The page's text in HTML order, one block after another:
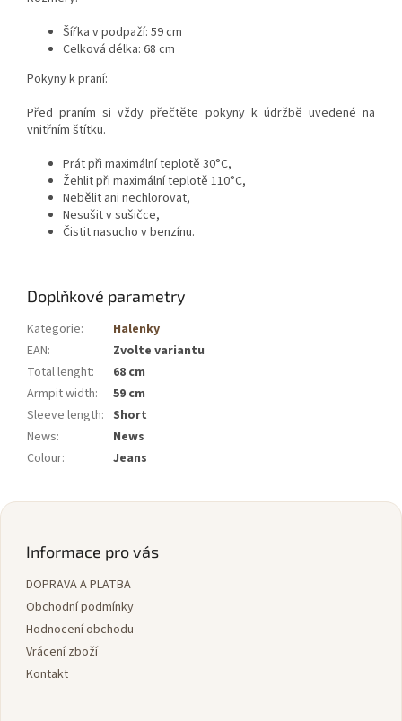
Šířka v podpaží: 59 cm
Celková délka: 68 cm
Pokyny k praní:
Před praním si vždy přečtěte pokyny k údržbě uvedené na
vnitřním štítku.
Prát při maximální teplotě 30°C,
Žehlit při maximální teplotě 110°C,
Nebělit ani nechlorovat,
Nesušit v sušičce,
Čistit nasucho v benzínu.
Doplňkové parametry
Kategorie:
Halenky
EAN:
Zvolte variantu
Total lenght:
68 cm
Armpit width:
59 cm
Sleeve length: Short
News:
News
Colour: Jeans
Z
Informace pro vás
DOPRAVA A PLATBA
Obchodní podmínky
Hodnocení obchodu
Vrácení zboží
Kontakt